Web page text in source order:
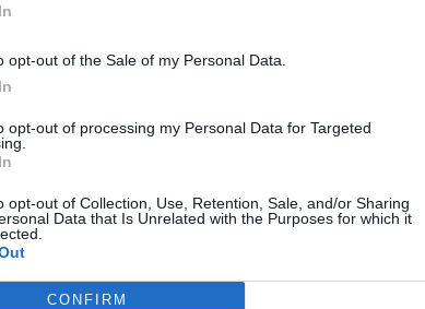
opt-out of the Sale of my Personal Data.
opt-out of processing my Personal Data for Targeted
opt-out of Collection, Use, Retention, Sale, and/or Sharing
Data that Is Unrelated with the Purposes for which it
CONFIRM
ξανά στη
οι παραδοσιακοί
της 6ης Αυγούστου
για μια